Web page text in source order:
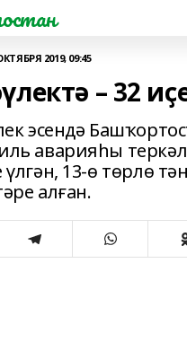
2019, 09:45
– 32
эсендә
аварияһы
13-ө төрлө тән
алған.